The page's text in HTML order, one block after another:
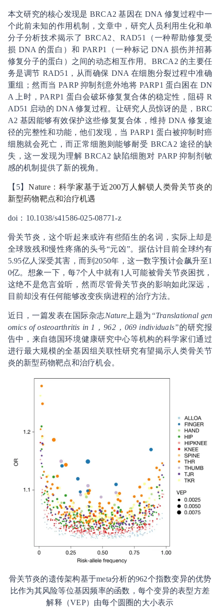
本文研究的核心发现是 BRCA2 基因在 DNA 修复过程中一
个此前未知的作用机制，文章中，研究人员利用生化和单
分子分析技术揭示了 BRCA2、RAD51（一种帮助修复受
损 DNA 的蛋白）和 PARP1（一种标记 DNA 损伤并招募
修复分子的蛋白）之间的动态相互作用。BRCA2 的主要任
务是调节 RAD51，从而确保 DNA 在细胞分裂过程中准确
重组；然而当 PARP 抑制剂意外地将 PARP1 蛋白困在 DN
A 上时，PARP1 蛋白会破坏修复复合体的稳定性，阻碍 R
AD51 启动的 DNA 修复过程。让研究人员惊讶的是，BRC
A2 基因能够有效保护这些修复复合体，维持 DNA 修复途
径的完整性和功能，他们发现，当 PARP1 蛋白被抑制时癌
细胞就会死亡，而正常细胞则能够耐受 BRCA2 途径的缺
失，这一发现为理解 BRCA2 缺陷细胞对 PARP 抑制剂敏
感的机制提供了新的视角。
【5】Nature：科学家基于近200万人解锁人类骨关节炎的
新型药物靶点和治疗机遇
doi：10.1038/s41586-025-08771-z
骨关节炎，这个听起来或许有些陌生的名词，实际上却是
全球致残和慢性疼痛的头号“元凶”。据估计目前全球约有
5.95亿人深受其害，而到2050年，这一数字预计会飙升至1
0亿。想象一下，每7个人中就有1人可能被骨关节炎困扰，
这绝不是危言耸听，然而尽管骨关节炎的影响如此深远，
目前却没有任何能够改变疾病进程的治疗方法。
近日，一篇发表在国际杂志Nature 上题为 “Translational gen
omics of osteoarthritis in 1，962，069 individuals”的研究报
告中，来自德国环境健康研究中心等机构的科学家们通过
进行最大规模的全基因组关联性研究有望揭示人类骨关节
炎的新型药物靶点和治疗机会。
骨关节炎的遗传架构基于meta分析的962个指数变异的优势
比作为其风险等位基因频率的函数，每个变异的表型方差
解释（VEP）由每个圆圈的大小表示